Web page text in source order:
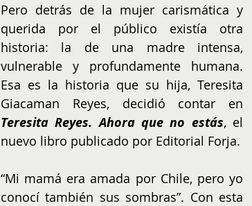
Pero detrás de la mujer carismática y
querida por el público existía otra
historia: la de una madre intensa,
vulnerable y profundamente humana.
Esa es la historia que su hija, Teresita
Teresita Reyes. Ahora que no estás, el
nuevo libro publicado por Editorial Forja.
“Mi mamá era amada por Chile, pero yo
conocí también sus sombras”. Con esta